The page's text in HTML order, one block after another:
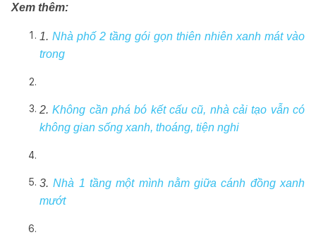
Xem thêm:
1. Nhà phố 2 tầng gói gọn thiên nhiên xanh mát vào
trong
2.Không cần phá bó kết cấu cũ, nhà cải tạo vẫn có
không gian sống xanh, thoáng, tiện nghi
3.Nhà 1 tầng một mình nằm giữa cánh đồng xanh
mướt